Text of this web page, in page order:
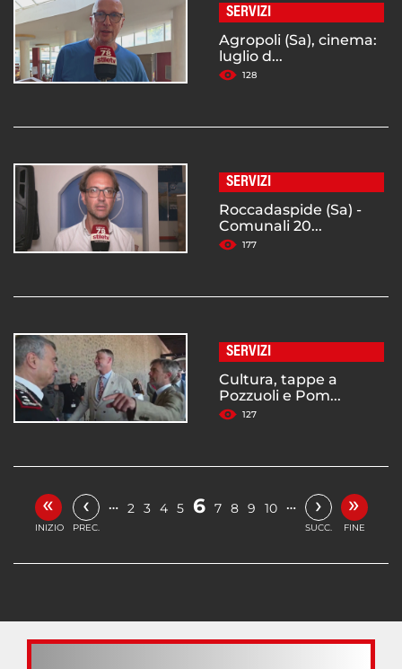
SERVIZI
Agropoli (Sa), cinema:
luglio d...
128
SERVIZI
Roccadaspide (Sa) -
Comunali 20...
177
SERVIZI
Cultura, tappe a
Pozzuoli e Pom...
127
«
INIZIO
‹
PREC.
… 2 3 4 5 6 7 8 9 10 … ›
SUCC.
»
FINE